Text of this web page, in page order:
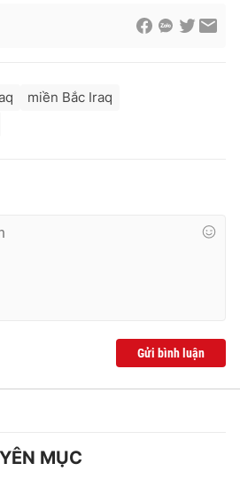
hình thức nếu không có sự chấp
miền Bắc Iraq
Gửi bình luận
MỤC